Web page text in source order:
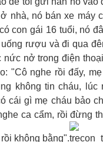
nhà, nó bán xe máy
con gái 16 tuổi, nó
rượu và đi qua
nở trong điện
"Cô nghe rồi đấy,
không tin cháu,
cái gì mẹ cháu bảo
ca cẩm, rồi đừng
không bằng".